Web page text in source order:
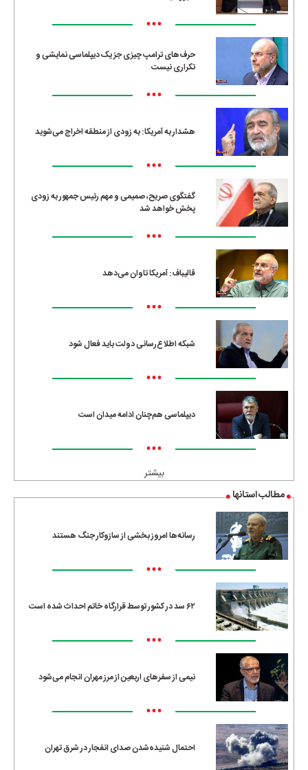
•••
حرف‌های ترامپ چیزی جز یک دیپلماسی نمایشی و
تکراری نیست
•••
هشدار به آمریکا: به زودی از منطقه اخراج می‌شوید
•••
گفتگوی صریح، صمیمی و مهم رئیس جمهور به زودی
پخش خواهد شد
•••
قالیباف: آمریکا تاوان می‌دهد
•••
شبکه اطلاع‌رسانی دولت باید فعال شود
•••
دیپلماسی هم‌چنان ادامه میدان است
•••
بیشتر
مطالب استانها
رسانه‌ها امروز بخشی از سازوکار جنگ هستند
•••
۶۲ سد در کشور توسط قرارگاه خاتم احداث شده است
•••
نیمی از سفرهای اربعین از مرز مهران انجام می‌شود
•••
احتمال شنیده‌شدن صدای انفجار در شرق تهران